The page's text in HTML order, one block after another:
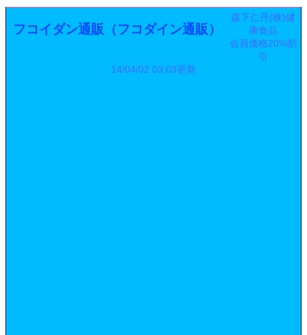
フコイダン通販（フコダイン通販）
森下仁丹(株)健
康食品
会員価格20%割
引
14/04/02 03:03更新